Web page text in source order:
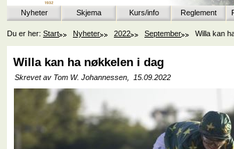
Nyheter Skjema Kurs/info Reglement
Du er her: Start Nyheter 2022 September Willa kan
Willa kan ha nøkkelen i dag
Skrevet av Tom W. Johannessen, 15.09.2022